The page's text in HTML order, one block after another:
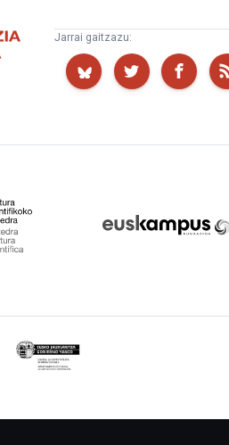
Jarrai gaitzazu:
Eusko
Jaurlaritza